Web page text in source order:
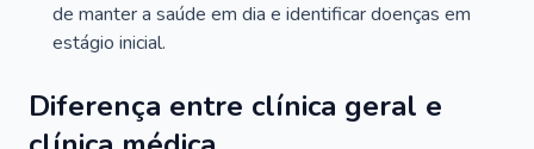
de manter a saúde em dia e identificar doenças em
estágio inicial.
Diferença entre clínica geral e